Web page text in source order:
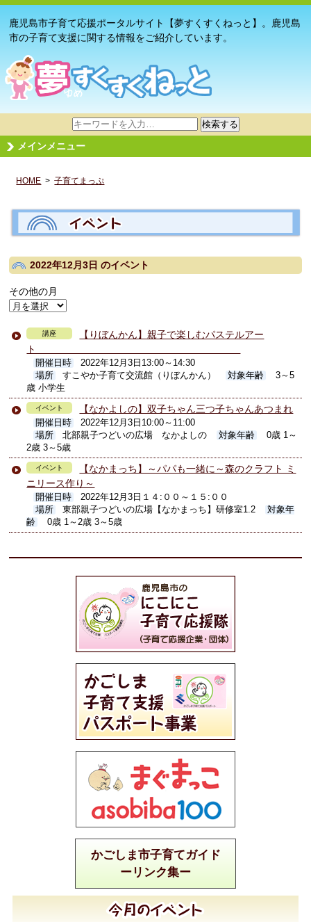
鹿児島市子育て応援ポータルサイト【夢すくすくねっと】。鹿児島
市の子育て支援に関する情報をご紹介しています。
サ
イ
ト
検
検索する
メインメニュー
HOME >子育てまっぷ
2022年12月3日のイベント
その他の月
講座
【りぼんかん】親子で楽しむパステルアー
ト
開催日時
2022年12月3日13:00～14:30
場所
すこやか子育て交流館（りぼんかん） 対象年齢
3～5
歳 小学生
イベント 【なかよしの】双子ちゃん三つ子ちゃんあつまれ
開催日時
2022年12月3日10:00～11:00
場所
北部親子つどいの広場 なかよしの 対象年齢
0歳 1～
2歳 3～5歳
イベント
【なかまっち】～パパも一緒に～森のクラフト ミ
ニリース作り～
開催日時
2022年12月3日１４:００～１５:００
場所
東部親子つどいの広場【なかまっち】研修室1.2
対象年
齢
0歳 1～2歳 3～5歳
かごしま市子育てガイド
ーリンク集ー